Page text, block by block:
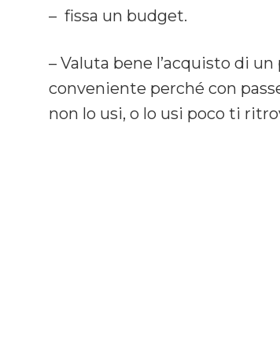
– fissa un budget.
– Valuta bene l’acquisto di
conveniente perché con
non lo usi, o lo usi poco ti